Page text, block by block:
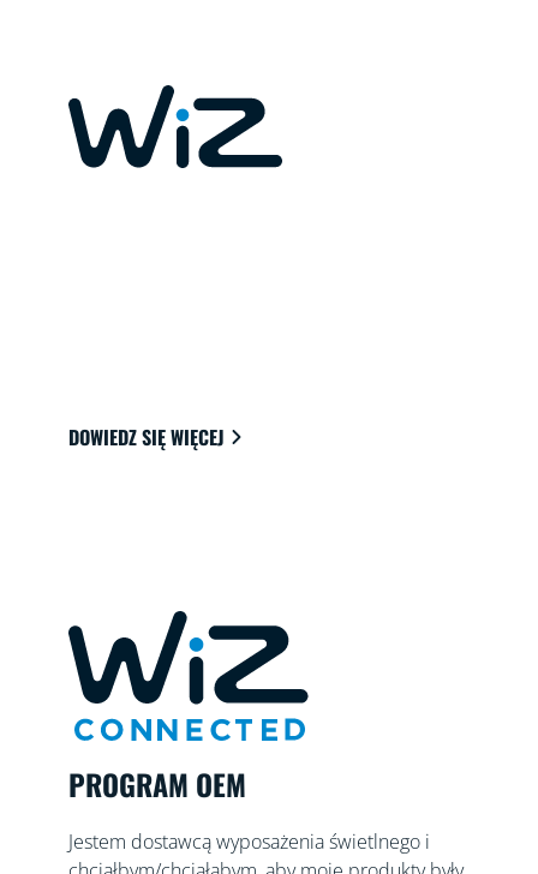
DOWIEDZ SIĘ WIĘCEJ
PROGRAM OEM
Jestem dostawcą wyposażenia świetlnego i